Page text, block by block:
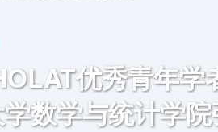
优秀青年学
数学与统计学